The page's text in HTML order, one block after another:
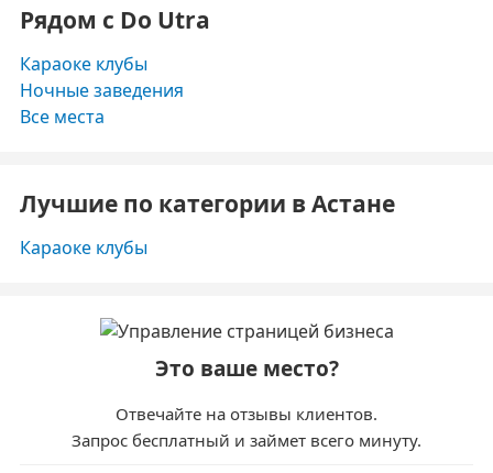
Рядом с Do Utra
Караоке клубы
Ночные заведения
Все места
Лучшие по категории в Астане
Караоке клубы
Это ваше место?
Отвечайте на отзывы клиентов.
Запрос бесплатный и займет всего минуту.